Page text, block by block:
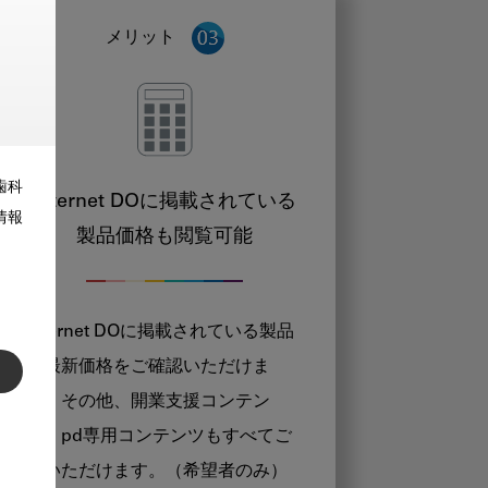
科
報
メリット
Internet DOに掲載されている
製品価格も閲覧可能
Internet DOに掲載されている製品
の最新価格をご確認いただけま
す。その他、開業支援コンテン
ツ、pd専用コンテンツもすべてご
覧いただけます。（希望者のみ）